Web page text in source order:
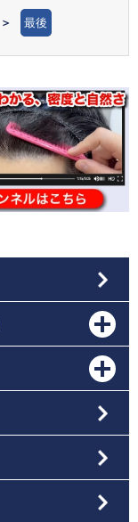
＞ 最後